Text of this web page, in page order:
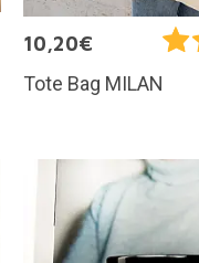
10,20€
Tote Bag MILAN